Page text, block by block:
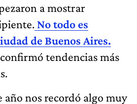
a mostrar
No todo es
de Buenos Aires.
tendencias más
año nos recordó algo muy